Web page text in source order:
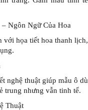
Ngôn Ngữ Của Hoa
với họa tiết hoa thanh lịch,
nghệ thuật giúp mẫu ô dù
trung nhưng vẫn tinh tế.
Thuật